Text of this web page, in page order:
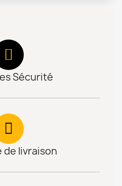
Sécurité
de livraison